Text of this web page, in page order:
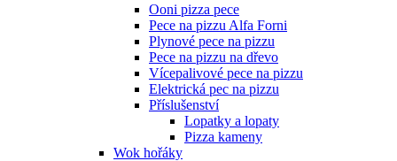
Ooni pizza pece
Pece na pizzu Alfa Forni
Plynové pece na pizzu
Pece na pizzu na dřevo
Vícepalivové pece na pizzu
Elektrická pec na pizzu
Příslušenství
Lopatky a lopaty
Pizza kameny
Wok hořáky